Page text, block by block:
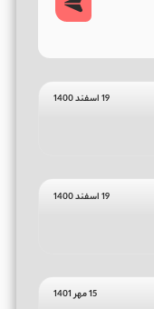
19 اسفند 1400
19 اسفند 1400
15 مهر 1401